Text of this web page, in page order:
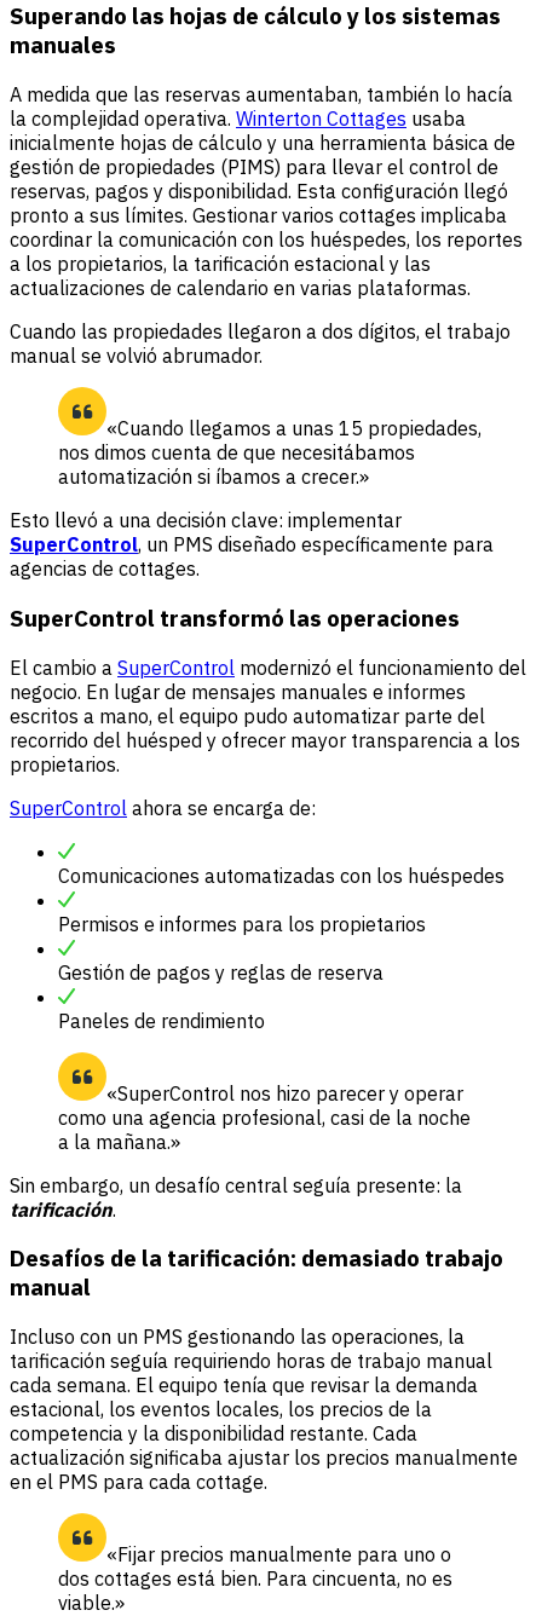
Superando las hojas de cálculo y los sistemas
manuales
A medida que las reservas aumentaban, también lo hacía
la complejidad operativa. Winterton Cottages usaba
inicialmente hojas de cálculo y una herramienta básica de
gestión de propiedades (PIMS) para llevar el control de
reservas, pagos y disponibilidad. Esta configuración llegó
pronto a sus límites. Gestionar varios cottages implicaba
coordinar la comunicación con los huéspedes, los reportes
a los propietarios, la tarificación estacional y las
actualizaciones de calendario en varias plataformas.
Cuando las propiedades llegaron a dos dígitos, el trabajo
manual se volvió abrumador.
«Cuando llegamos a unas 15 propiedades,
nos dimos cuenta de que necesitábamos
automatización si íbamos a crecer.»
Esto llevó a una decisión clave: implementar
SuperControl, un PMS diseñado específicamente para
agencias de cottages.
SuperControl transformó las operaciones
El cambio a SuperControl modernizó el funcionamiento del
negocio. En lugar de mensajes manuales e informes
escritos a mano, el equipo pudo automatizar parte del
recorrido del huésped y ofrecer mayor transparencia a los
propietarios.
SuperControl ahora se encarga de:
Comunicaciones automatizadas con los huéspedes
Permisos e informes para los propietarios
Gestión de pagos y reglas de reserva
Paneles de rendimiento
«SuperControl nos hizo parecer y operar
como una agencia profesional, casi de la noche
a la mañana.»
Sin embargo, un desafío central seguía presente: la
tarificación.
Desafíos de la tarificación: demasiado trabajo
manual
Incluso con un PMS gestionando las operaciones, la
tarificación seguía requiriendo horas de trabajo manual
cada semana. El equipo tenía que revisar la demanda
estacional, los eventos locales, los precios de la
competencia y la disponibilidad restante. Cada
actualización significaba ajustar los precios manualmente
en el PMS para cada cottage.
«Fijar precios manualmente para uno o
dos cottages está bien. Para cincuenta, no es
viable.»